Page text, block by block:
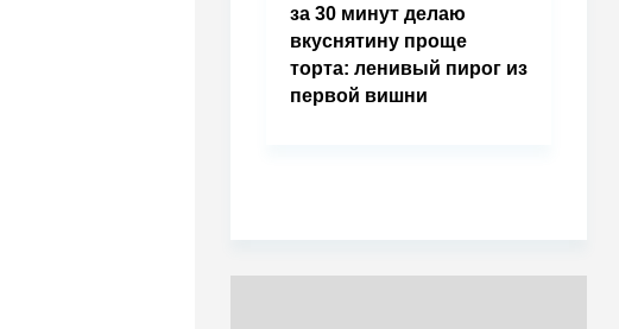
за 30 минут делаю
вкуснятину проще
торта: ленивый пирог из
первой вишни